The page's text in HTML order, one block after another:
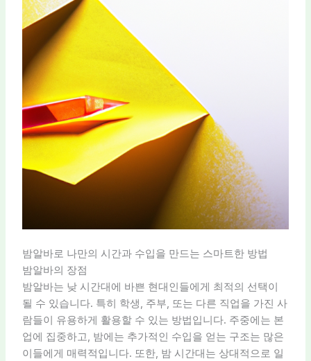
밤알바로 나만의 시간과 수입을 만드는 스마트한 방법
밤알바의 장점
밤알바는 낮 시간대에 바쁜 현대인들에게 최적의 선택이
될 수 있습니다. 특히 학생, 주부, 또는 다른 직업을 가진 사
람들이 유용하게 활용할 수 있는 방법입니다. 주중에는 본
업에 집중하고, 밤에는 추가적인 수입을 얻는 구조는 많은
이들에게 매력적입니다. 또한, 밤 시간대는 상대적으로 일